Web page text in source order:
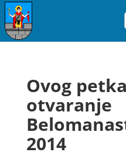
Ovog
otvaranje
2014